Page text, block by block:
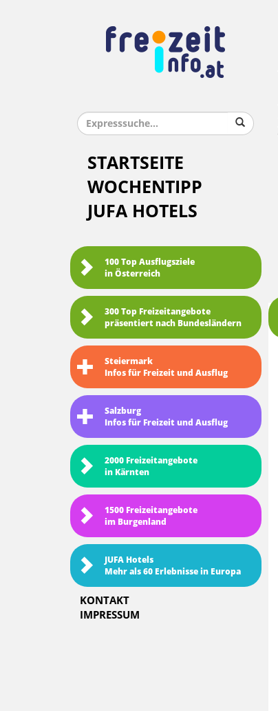
STARTSEITE
WOCHENTIPP
JUFA HOTELS
100 Top Ausflugsziele
in Österreich
300 Top Freizeitangebote
präsentiert nach Bundesländern
Steiermark
Infos für Freizeit und Ausflug
Salzburg
Infos für Freizeit und Ausflug
2000 Freizeitangebote
in Kärnten
1500 Freizeitangebote
im Burgenland
JUFA Hotels
Mehr als 60 Erlebnisse in Europa
KONTAKT
IMPRESSUM